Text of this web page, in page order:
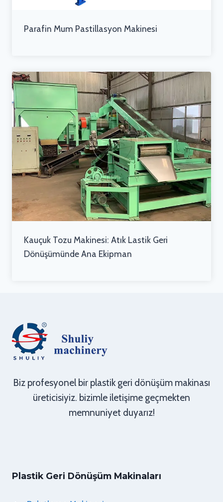
Parafin Mum Pastillasyon Makinesi
Kauçuk Tozu Makinesi: Atık Lastik Geri
Dönüşümünde Ana Ekipman
Biz profesyonel bir plastik geri dönüşüm makinası
üreticisiyiz. bizimle iletişime geçmekten
memnuniyet duyarız!
Plastik Geri Dönüşüm Makinaları